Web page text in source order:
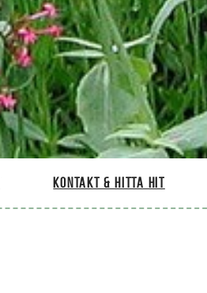
Kontakt & hitta hit